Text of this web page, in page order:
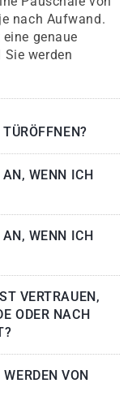
nach Aufwand.
genaue
werden
WENN ICH
WENN ICH
VERTRAUEN,
ODER NACH
VON